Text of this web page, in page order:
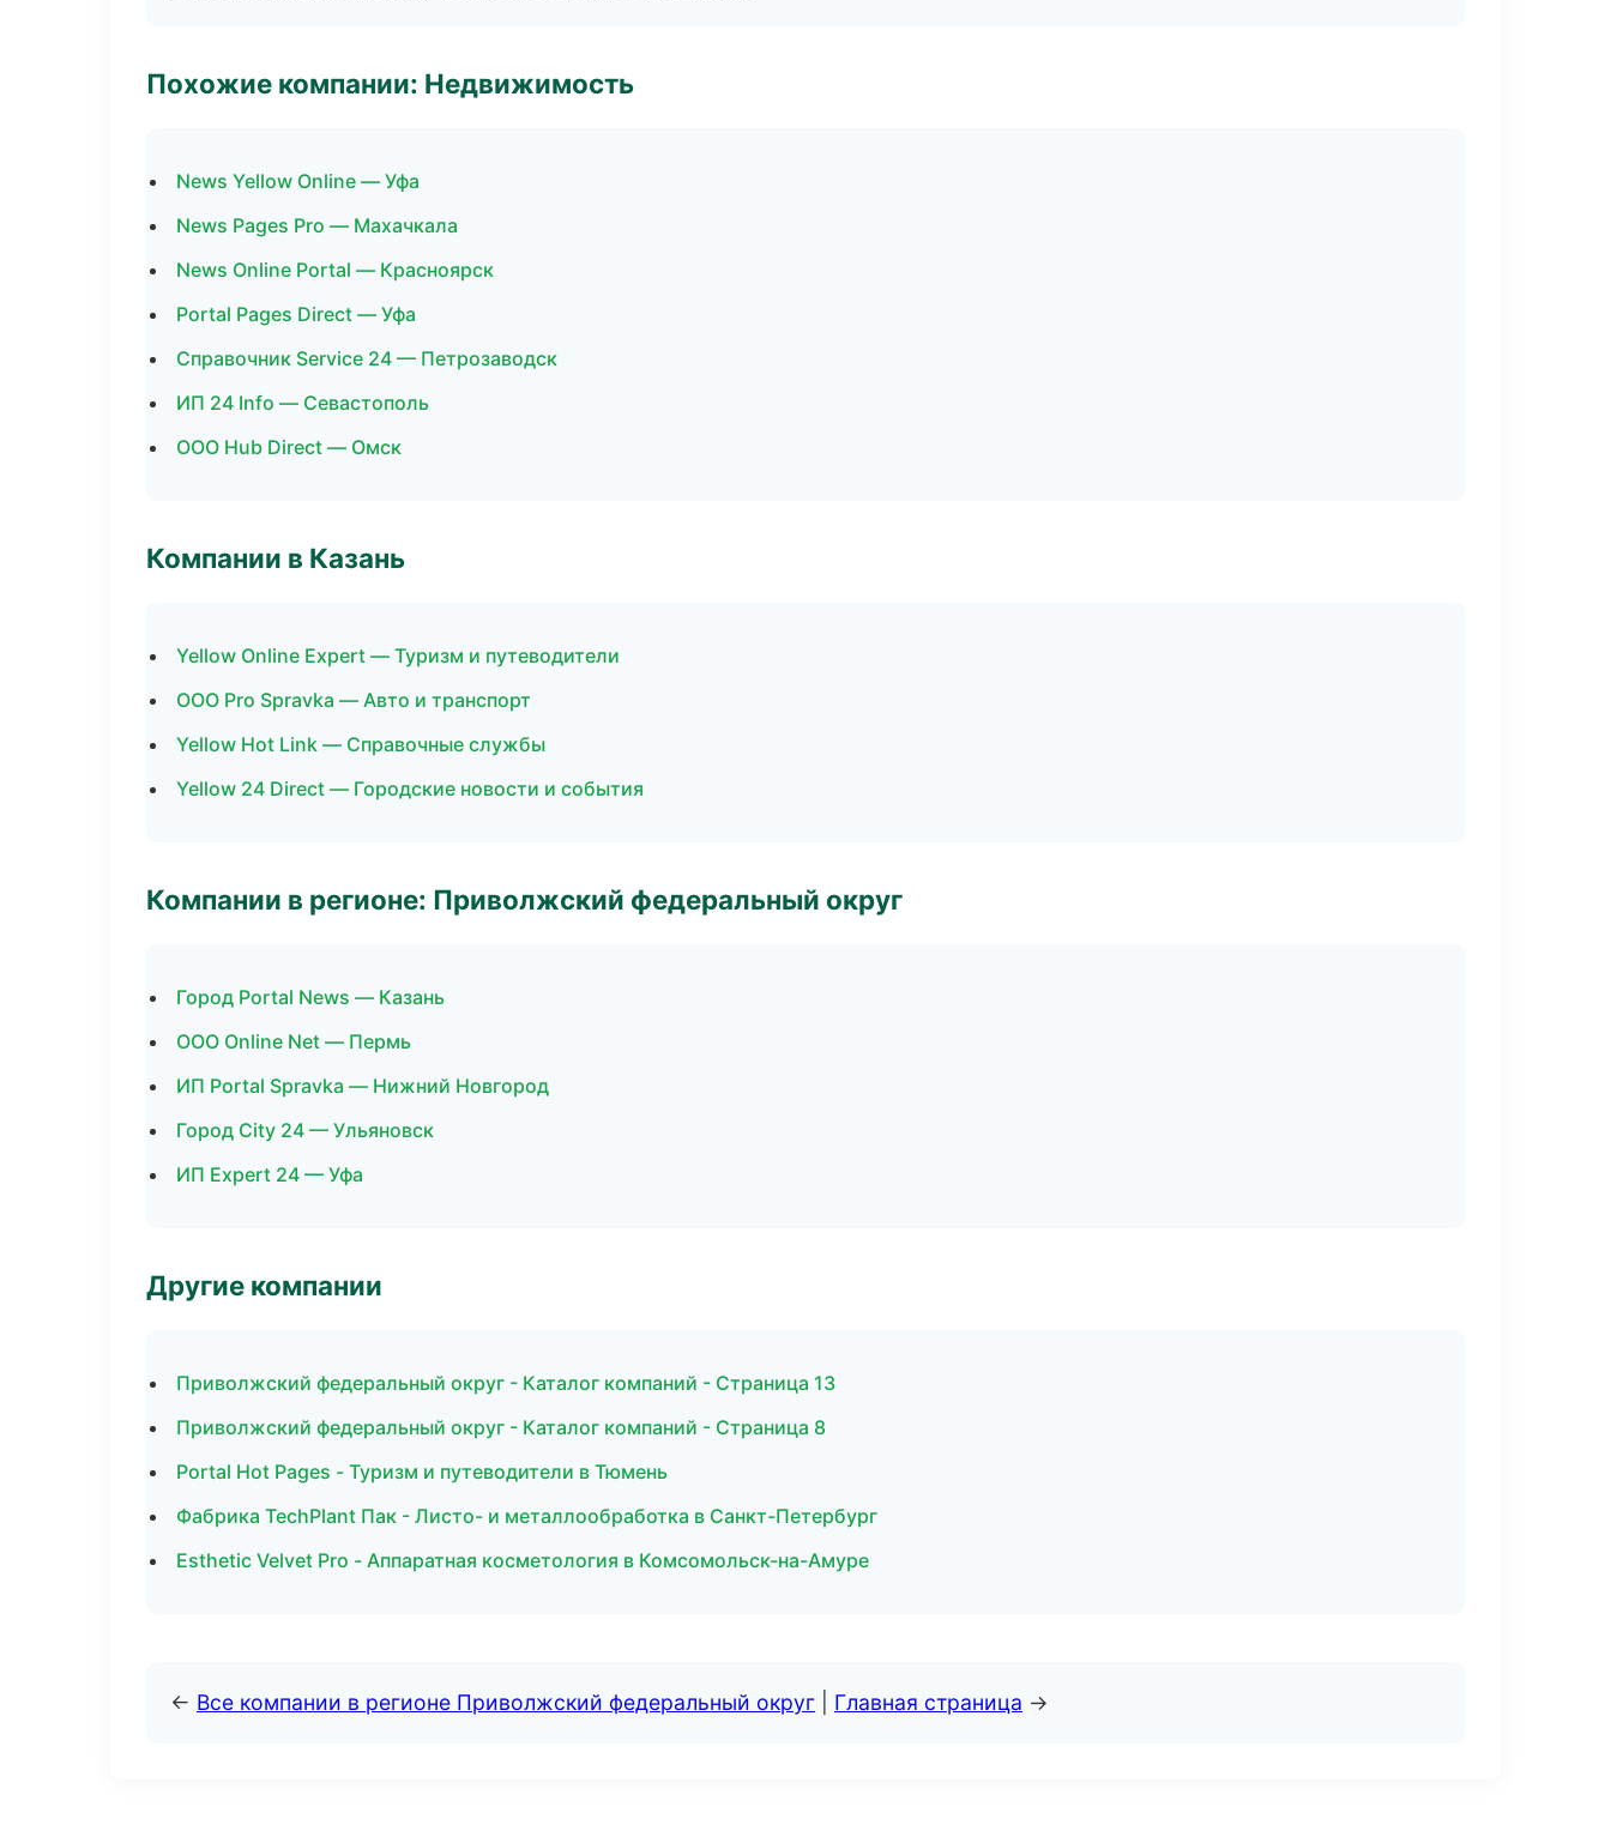
Похожие компании: Недвижимость
News Yellow Online — Уфа
News Pages Pro — Махачкала
News Online Portal — Красноярск
Portal Pages Direct — Уфа
Справочник Service 24 — Петрозаводск
ИП 24 Info — Севастополь
ООО Hub Direct — Омск
Компании в Казань
Yellow Online Expert — Туризм и путеводители
ООО Pro Spravka — Авто и транспорт
Yellow Hot Link — Справочные службы
Yellow 24 Direct — Городские новости и события
Компании в регионе: Приволжский федеральный округ
Город Portal News — Казань
ООО Online Net — Пермь
ИП Portal Spravka — Нижний Новгород
Город City 24 — Ульяновск
ИП Expert 24 — Уфа
Другие компании
Приволжский федеральный округ - Каталог компаний - Страница 13
Приволжский федеральный округ - Каталог компаний - Страница 8
Portal Hot Pages - Туризм и путеводители в Тюмень
Фабрика TechPlant Пак - Листо- и металлообработка в Санкт-Петербург
Esthetic Velvet Pro - Аппаратная косметология в Комсомольск-на-Амуре
← Все компании в регионе Приволжский федеральный округ Главная страница →